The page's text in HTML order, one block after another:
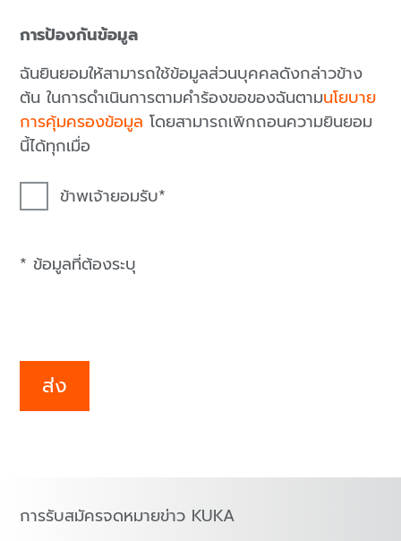
การป้องกันข้อมูล
ฉันยินยอมให้สามารถใช้ข้อมูลส่วนบุคคลดังกล่าวข้าง
ต้น ในการดำเนินการตามคำร้องขอของฉันตามนโยบาย
การคุ้มครองข้อมูล โดยสามารถเพิกถอนความยินยอม
นี้ได้ทุกเมื่อ
ข้าพเจ้ายอมรับ
* ข้อมูลที่ต้องระบุ
ส่ง
การรับสมัครจดหมายข่าว KUKA